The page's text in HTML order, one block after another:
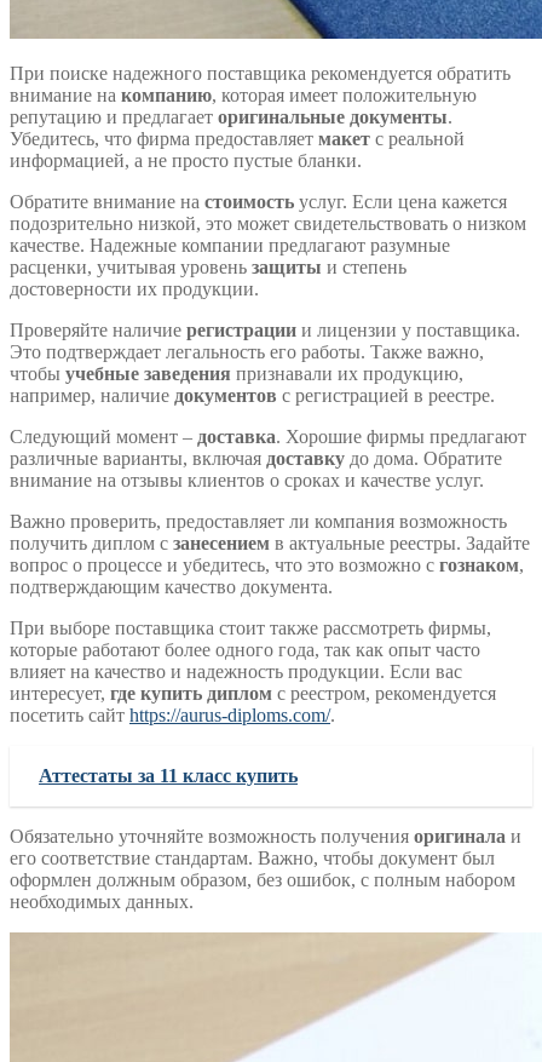
При поиске надежного поставщика рекомендуется обратить
внимание на компанию, которая имеет положительную
репутацию и предлагает оригинальные документы.
Убедитесь, что фирма предоставляет макет с реальной
информацией, а не просто пустые бланки.
Обратите внимание на стоимость услуг. Если цена кажется
подозрительно низкой, это может свидетельствовать о низком
качестве. Надежные компании предлагают разумные
расценки, учитывая уровень защиты и степень
достоверности их продукции.
Проверяйте наличие регистрации и лицензии у поставщика.
Это подтверждает легальность его работы. Также важно,
чтобы учебные заведения признавали их продукцию,
например, наличие документов с регистрацией в реестре.
Следующий момент – доставка. Хорошие фирмы предлагают
различные варианты, включая доставку до дома. Обратите
внимание на отзывы клиентов о сроках и качестве услуг.
Важно проверить, предоставляет ли компания возможность
получить диплом с занесением в актуальные реестры. Задайте
вопрос о процессе и убедитесь, что это возможно с гознаком,
подтверждающим качество документа.
При выборе поставщика стоит также рассмотреть фирмы,
которые работают более одного года, так как опыт часто
влияет на качество и надежность продукции. Если вас
интересует, где купить диплом с реестром, рекомендуется
посетить сайт https://aurus-diploms.com/.
Аттестаты за 11 класс купить
Обязательно уточняйте возможность получения оригинала и
его соответствие стандартам. Важно, чтобы документ был
оформлен должным образом, без ошибок, с полным набором
необходимых данных.